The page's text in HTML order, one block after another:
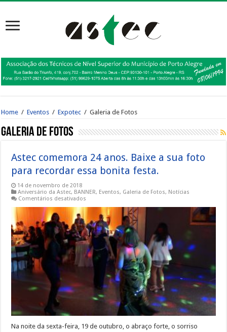
Home / Eventos / Expotec / Galeria de Fotos
Galeria de Fotos
Astec comemora 24 anos. Baixe a sua foto
para recordar essa bonita festa.
14 de novembro de 2018
Aniversário da Astec, BANNER, Eventos, Galeria de Fotos, Notícias
Comentários desativados
comemora
24
anos.
Baixe
a
sua
foto
para
recordar
Na noite da sexta-feira, 19 de outubro, o abraço forte, o sorriso